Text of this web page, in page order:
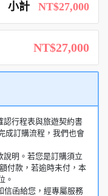
小計 NT$27,000
NT$27,000
認行程表與旅遊契約書
成訂購流程，我們也會
說明。若您是訂購須立
付款，若逾時未付，本
。
信函給您，經專屬服務